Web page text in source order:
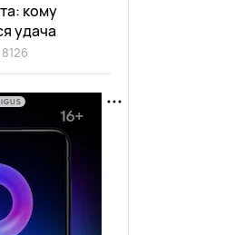
кому
удача
8126